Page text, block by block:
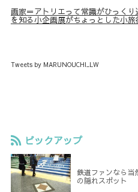
画家＝アトリエって常識がひっく
を知る小企画展がちょっとした小旅
Tweets by MARUNOUCHI_LW
ピックアップ
鉄道ファンなら当
の隠れスポット